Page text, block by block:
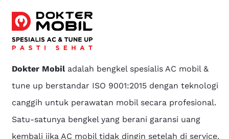
Dokter Mobiladalah bengkel spesialis AC mobil &
tune up berstandar ISO 9001:2015 dengan teknologi
canggih untuk perawatan mobil secara profesional.
Satu-satunya bengkel yang berani garansi uang
kembali jika AC mobil tidak dingin setelah di service.